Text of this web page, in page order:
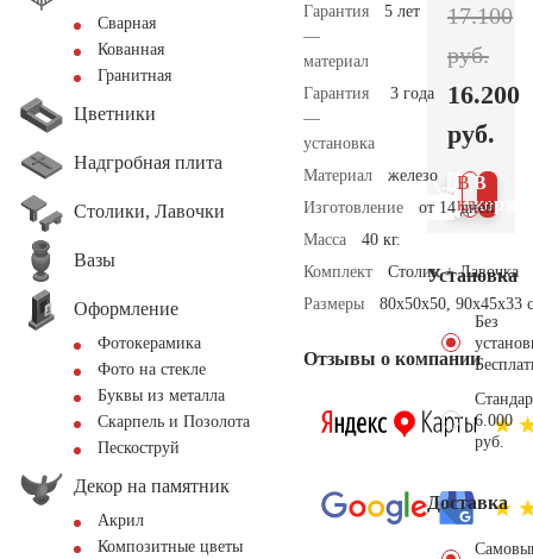
Сварная
Кованная
Гранитная
Цветники
Надгробная плита
Столики, Лавочки
Вазы
Оформление
Фотокерамика
Фото на стекле
Буквы из металла
Скарпель и Позолота
Пескоструй
Декор на памятник
Акрил
Композитные цветы
Гарантия
—
материал
5 лет
Гарантия
—
установка
3 года
Материал
железо
Изготовление
от 14 дней
Масса
40 кг.
Комплект
Столик + Лавочка
Размеры
80x50x50, 90х45х33
Отзывы о компании
17.100
руб.
16.200
руб.
В
В 1
клик
Установка
Без
6.000
руб.
Доставка